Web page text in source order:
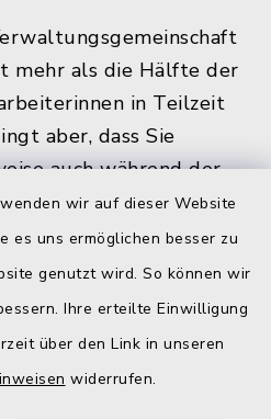
wir auf dieser Website
es uns ermöglichen besser zu
genutzt wird. So können wir
Ihre erteilte Einwilligung
über den Link in unseren
widerrufen.
mehr als die Hälfte der
in Teilzeit
aber, dass Sie
auch während der
zu den
im Rathaus antreffen.